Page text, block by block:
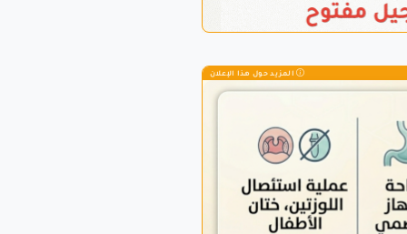
المزيد حول هذا الإعلان